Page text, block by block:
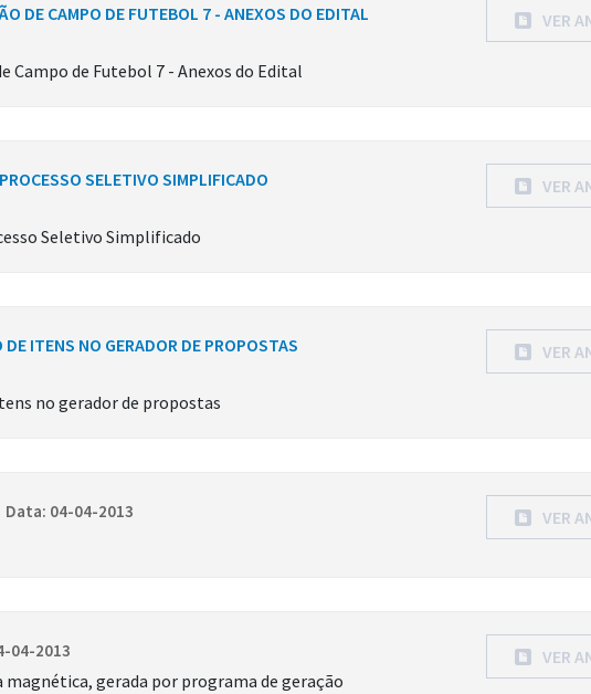
DE CAMPO DE FUTEBOL 7 - ANEXOS DO EDITAL
Campo de Futebol 7 - Anexos do Edital
VER
SELETIVO SIMPLIFICADO
Seletivo Simplificado
VER
ITENS NO GERADOR DE PROPOSTAS
no gerador de propostas
VER
Data: 04-04-2013 VER
04-2013
gerada por programa de geração
VER